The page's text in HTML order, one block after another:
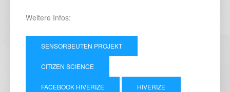
Weitere Infos:
SENSORBEUTEN PROJEKT
CITIZEN SCIENCE
FACEBOOK HIVERIZE HIVERIZE